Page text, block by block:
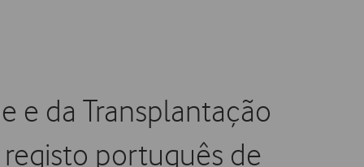
e da Transplantação
português de